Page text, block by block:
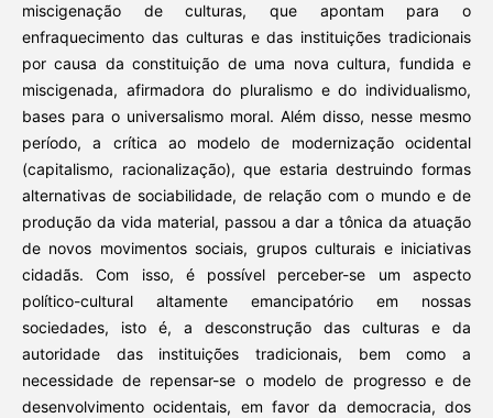
miscigenação de culturas, que apontam para o
enfraquecimento das culturas e das instituições tradicionais
por causa da constituição de uma nova cultura, fundida e
miscigenada, afirmadora do pluralismo e do individualismo,
bases para o universalismo moral. Além disso, nesse mesmo
período, a crítica ao modelo de modernização ocidental
(capitalismo, racionalização), que estaria destruindo formas
alternativas de sociabilidade, de relação com o mundo e de
produção da vida material, passou a dar a tônica da atuação
de novos movimentos sociais, grupos culturais e iniciativas
cidadãs. Com isso, é possível perceber-se um aspecto
político-cultural altamente emancipatório em nossas
sociedades, isto é, a desconstrução das culturas e da
autoridade das instituições tradicionais, bem como a
necessidade de repensar-se o modelo de progresso e de
desenvolvimento ocidentais, em favor da democracia, dos